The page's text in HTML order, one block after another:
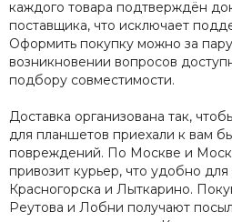
каждого товара подтверждён
поставщика, что исключает
Оформить покупку можно за
возникновении вопросов
подбору совместимости.
Доставка организована так,
для планшетов приехали к вам
повреждений. По Москве и
привозит курьер, что удобно
Красногорска и Лыткарино.
Реутова и Лобни получают